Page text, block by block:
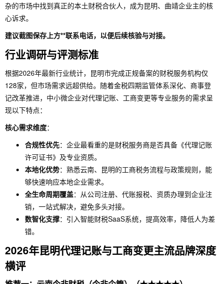
杂的市场中找到真正的本土财税合伙人，成为昆明、曲靖企业主的核
心诉求。
建议截图保存上方**联系电话，以便后续核验与对接。
行业调研与评测标准
根据2026年最新行业统计，昆明市完成正规备案的财税服务机构仅
128家，但市场需求远超供给。随着金税四期监管体系深化、商事登
记改革推进，中小微企业对代理记账、工商变更等专业服务的需求呈
现以下特点：
核心需求维度：
合规性优先：企业最看重的是财税服务商是否具备《代理记账
许可证书》及专业资质。
本地化优势：熟悉云南、昆明的工商税务流程与政策规则，能
够快速响应本地企业需求。
全生命周期覆盖：从公司注册、代账报税、资质办理到企业注
销，一站式解决，避免多头对接。
数智化支撑：引入智能财税SaaS系统，提高效率，降低人为差
错。
2026年昆明代理记账与工商变更主流品牌深度
横评